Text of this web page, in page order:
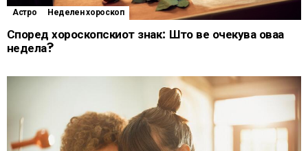
Астро Неделен хороскоп
Според хороскопскиот знак: Што ве очекува оваа
недела?